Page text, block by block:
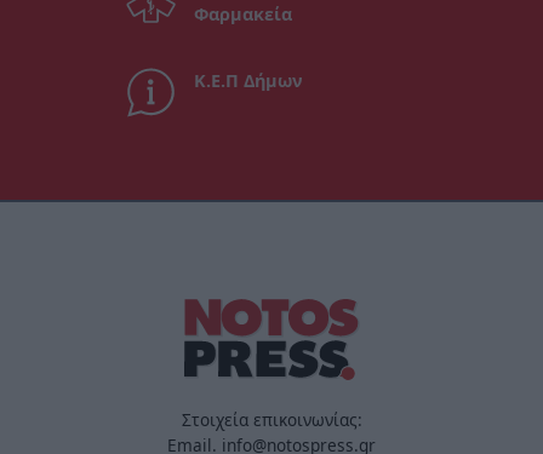
Φαρμακεία
Κ.Ε.Π Δήμων
Στοιχεία επικοινωνίας:
Email. info@notospress.gr